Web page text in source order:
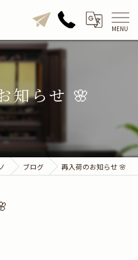
知らせ 🌸
ブログ 再入荷のお知らせ 🌸